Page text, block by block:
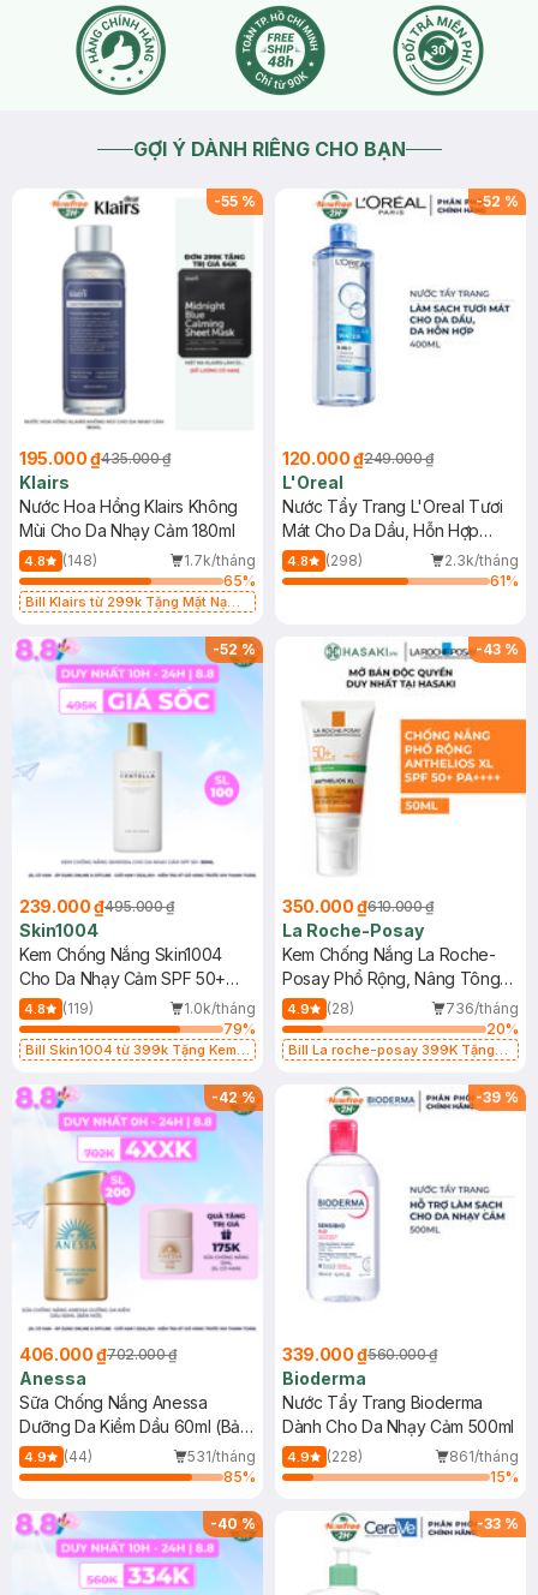
GỢI Ý DÀNH RIÊNG CHO BẠN
-55 %
195.000 ₫435.000 ₫
Klairs
Nước Hoa Hồng Klairs Không
Mùi Cho Da Nhạy Cảm 180ml
4.8 (148)
1.7k/tháng
65%
Bill Klairs từ 299k Tặng Mặt Nạ
25ml (SL Có Hạn)
-52 %
120.000 ₫249.000 ₫
L'Oreal
Nước Tẩy Trang L'Oreal Tươi
Mát Cho Da Dầu, Hỗn Hợp
400ml
4.8 (298)
2.3k/tháng
61%
-52%
239.000 ₫495.000 ₫
Skin1004
Kem Chống Nắng Skin1004
Cho Da Nhạy Cảm SPF 50+
50ml
4.8 (119)
1.0k/tháng
79%
Bill Skin1004 từ 399k Tặng Kem
SPF 50+ 20ml (SL Có Hạn)
-43 %
350.000 ₫610.000 ₫
La Roche-Posay
Kem Chống Nắng La Roche-
Posay Phổ Rộng, Nâng Tông
Kiềm Dầu 50ml
4.9 (28)
736/tháng
20%
Bill La roche-posay 399K Tặng
(SL có hạn)
-42%
406.000 ₫702.000 ₫
Anessa
Sữa Chống Nắng Anessa
Dưỡng Da Kiềm Dầu 60ml (Bản
Mới)
4.9 (44)
531/tháng
85%
-39 %
339.000 ₫560.000 ₫
Bioderma
Nước Tẩy Trang Bioderma
Dành Cho Da Nhạy Cảm 500ml
4.9 (228)
861/tháng
15%
-40% -33 %